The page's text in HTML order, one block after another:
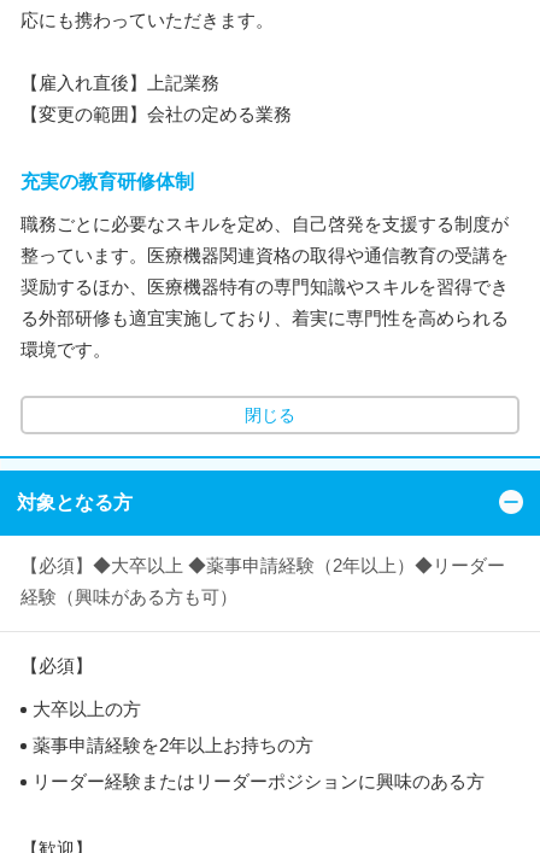
応にも携わっていただきます。
【雇入れ直後】上記業務
【変更の範囲】会社の定める業務
充実の教育研修体制
職務ごとに必要なスキルを定め、自己啓発を支援する制度が
整っています。医療機器関連資格の取得や通信教育の受講を
奨励するほか、医療機器特有の専門知識やスキルを習得でき
る外部研修も適宜実施しており、着実に専門性を高められる
環境です。
閉じる
対象となる方
【必須】◆大卒以上 ◆薬事申請経験（2年以上）◆リーダー
経験（興味がある方も可）
【必須】
大卒以上の方
薬事申請経験を2年以上お持ちの方
リーダー経験またはリーダーポジションに興味のある方
【歓迎】